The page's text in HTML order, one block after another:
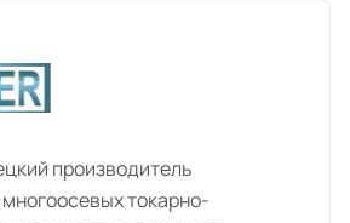
производитель
токарно-